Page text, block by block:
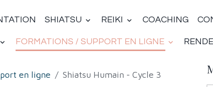
SHIATSU REIKI COACHING
FORMATIONS / SUPPORT EN LIGNE
en ligne Shiatsu Humain - Cycle 3